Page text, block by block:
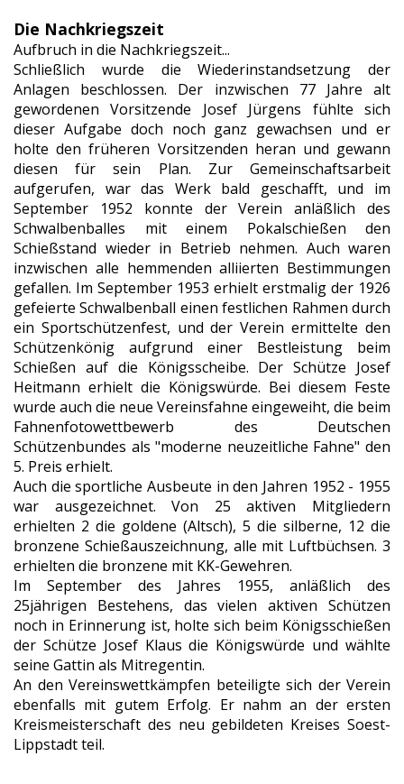
Die Nachkriegszeit
Aufbruch in die Nachkriegszeit...
Schließlich wurde die Wiederinstandsetzung der
Anlagen beschlossen. Der inzwischen 77 Jahre alt
gewordenen Vorsitzende Josef Jürgens fühlte sich
dieser Aufgabe doch noch ganz gewachsen und er
holte den früheren Vorsitzenden heran und gewann
diesen für sein Plan. Zur Gemeinschaftsarbeit
aufgerufen, war das Werk bald geschafft, und im
September 1952 konnte der Verein anläßlich des
Schwalbenballes mit einem Pokalschießen den
Schießstand wieder in Betrieb nehmen. Auch waren
inzwischen alle hemmenden alliierten Bestimmungen
gefallen. Im September 1953 erhielt erstmalig der 1926
gefeierte Schwalbenball einen festlichen Rahmen durch
ein Sportschützenfest, und der Verein ermittelte den
Schützenkönig aufgrund einer Bestleistung beim
Schießen auf die Königsscheibe. Der Schütze Josef
Heitmann erhielt die Königswürde. Bei diesem Feste
wurde auch die neue Vereinsfahne eingeweiht, die beim
Fahnenfotowettbewerb des Deutschen
Schützenbundes als "moderne neuzeitliche Fahne" den
5. Preis erhielt.
Auch die sportliche Ausbeute in den Jahren 1952 - 1955
war ausgezeichnet. Von 25 aktiven Mitgliedern
erhielten 2 die goldene (Altsch), 5 die silberne, 12 die
bronzene Schießauszeichnung, alle mit Luftbüchsen. 3
erhielten die bronzene mit KK-Gewehren.
Im September des Jahres 1955, anläßlich des
25jährigen Bestehens, das vielen aktiven Schützen
noch in Erinnerung ist, holte sich beim Königsschießen
der Schütze Josef Klaus die Königswürde und wählte
seine Gattin als Mitregentin.
An den Vereinswettkämpfen beteiligte sich der Verein
ebenfalls mit gutem Erfolg. Er nahm an der ersten
Kreismeisterschaft des neu gebildeten Kreises Soest-
Lippstadt teil.